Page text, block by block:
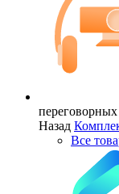
Назад
Все